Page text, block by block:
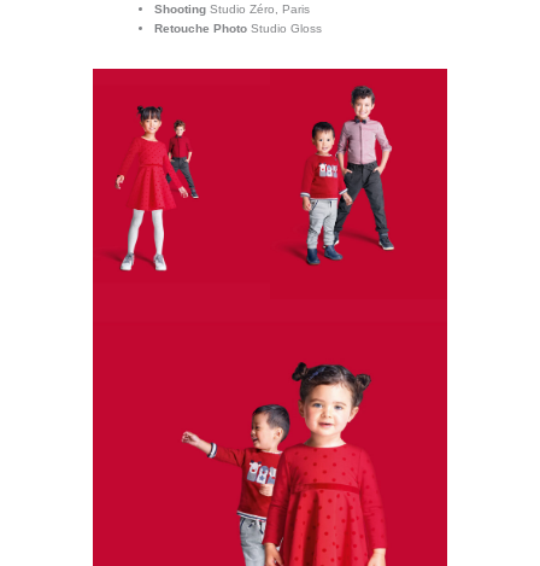
ShootingStudio Zéro, Paris
Retouche Photo Studio Gloss